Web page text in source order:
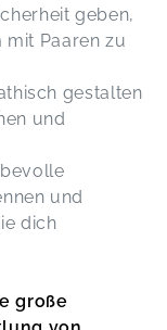
sicher nun
Marga!
geben,
Paaren zu
gestalten
und
und
dich
große